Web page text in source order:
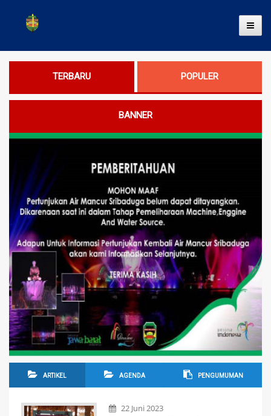
TERBARU POPULER
BANNER
ARTIKEL AGENDA PENGUMUMAN
22 Juni 2023